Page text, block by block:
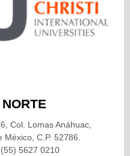
Col. Lomas Anáhuac,
C.P. 52786.
5627 0210